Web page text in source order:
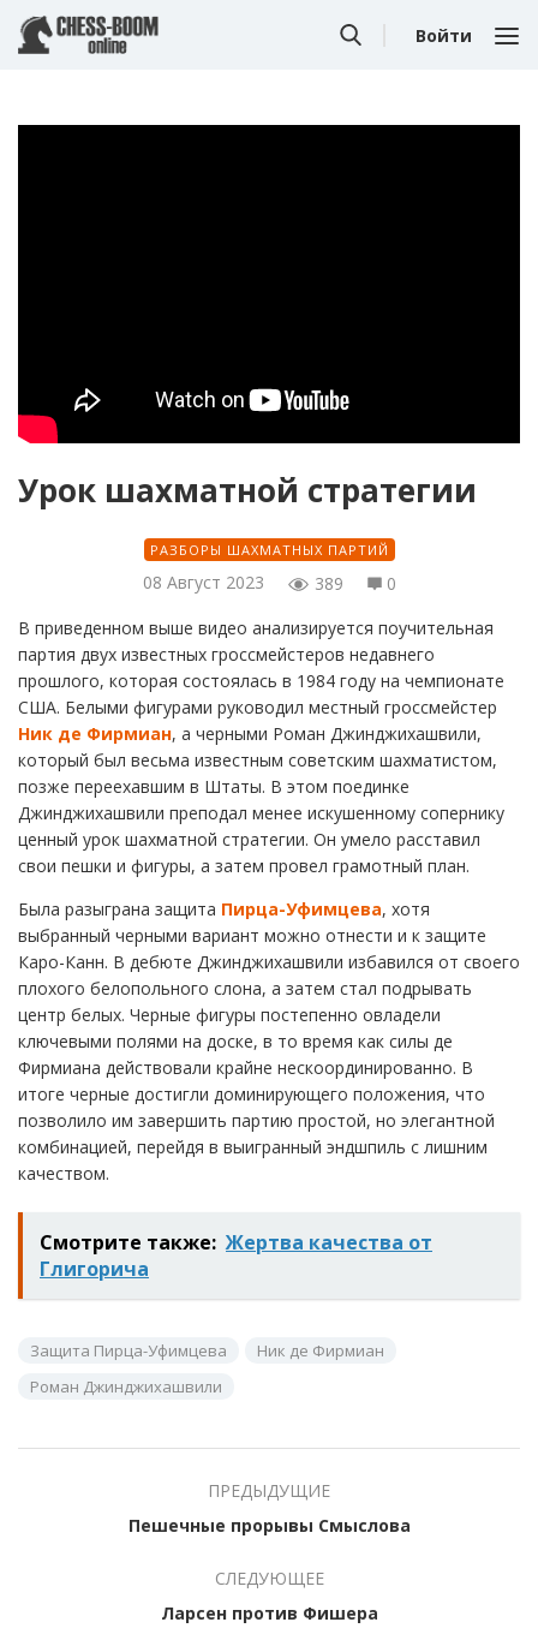
Войти
Урок шахматной стратегии
РАЗБОРЫ ШАХМАТНЫХ ПАРТИЙ
08 Август 2023 389
0
В приведенном выше видео анализируется поучительная
партия двух известных гроссмейстеров недавнего
прошлого, которая состоялась в 1984 году на чемпионате
США. Белыми фигурами руководил местный гроссмейстер
Ник де Фирмиан, а черными Роман Джинджихашвили,
который был весьма известным советским шахматистом,
позже переехавшим в Штаты. В этом поединке
Джинджихашвили преподал менее искушенному сопернику
ценный урок шахматной стратегии. Он умело расставил
свои пешки и фигуры, а затем провел грамотный план.
Была разыграна защита Пирца-Уфимцева, хотя
выбранный черными вариант можно отнести и к защите
Каро-Канн. В дебюте Джинджихашвили избавился от своего
плохого белопольного слона, а затем стал подрывать
центр белых. Черные фигуры постепенно овладели
ключевыми полями на доске, в то время как силы де
Фирмиана действовали крайне нескоординированно. В
итоге черные достигли доминирующего положения, что
позволило им завершить партию простой, но элегантной
комбинацией, перейдя в выигранный эндшпиль с лишним
качеством.
Смотрите также: Жертва качества от
Глигорича
Защита Пирца-Уфимцева
Ник де Фирмиан
Роман Джинджихашвили
ПРЕДЫДУЩИЕ
Пешечные прорывы Смыслова
СЛЕДУЮЩЕЕ
Ларсен против Фишера